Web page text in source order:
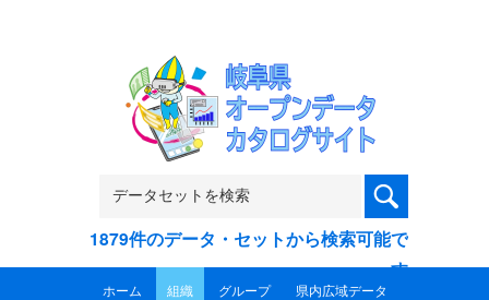
1879件のデータ・セットから検索可能で
す
ホーム 組織 グループ 県内広域データ